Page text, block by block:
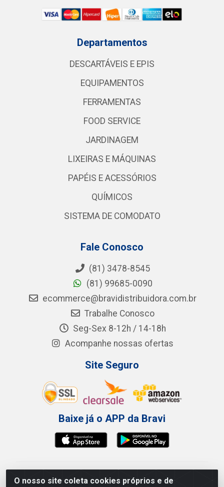
O nosso site coleta cookies próprios e de
Departamentos
DESCARTÁVEIS E EPIS
EQUIPAMENTOS
FERRAMENTAS
FOOD SERVICE
JARDINAGEM
LIXEIRAS E MÁQUINAS
PAPÉIS E ACESSÓRIOS
QUÍMICOS
SISTEMA DE COMODATO
Fale Conosco
(81) 3478-8545
(81) 99685-0090
ecommerce@bravidistribuidora.com.br
Trabalhe Conosco
Seg-Sex 8-12h / 14-18h
Acompanhe nossas ofertas
Site Seguro
Baixe já o APP da Bravi
Bravi Consumíveis de Higiene e Descartáveis EIRELI -